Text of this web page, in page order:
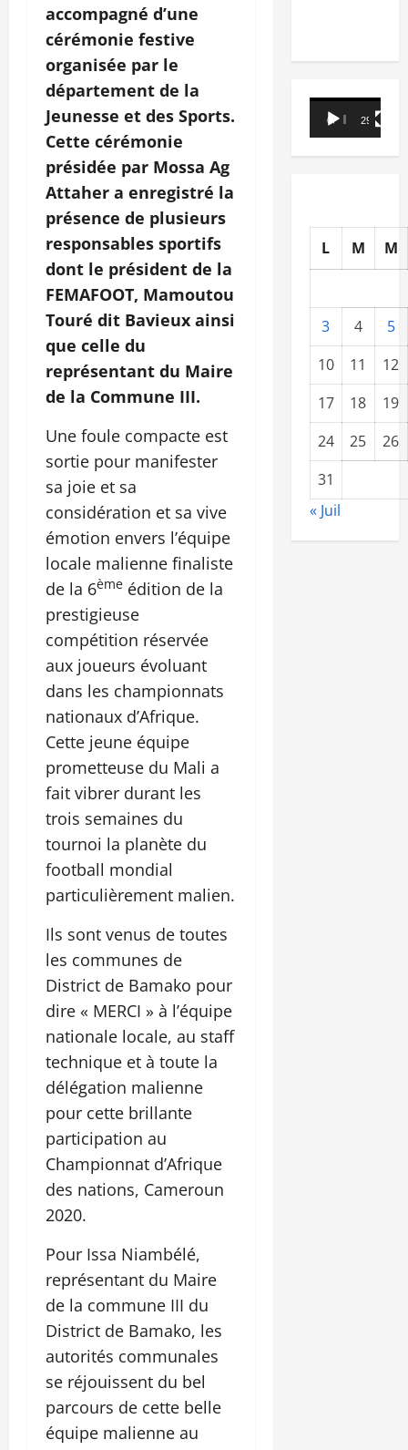
accompagné d’une
cérémonie festive
organisée par le
département de la
Jeunesse et des Sports.
Cette cérémonie
présidée par Mossa Ag
Attaher a enregistré la
présence de plusieurs
responsables sportifs
dont le président de la
FEMAFOOT, Mamoutou
Touré dit Bavieux ainsi
que celle du
représentant du Maire
de la Commune III.
Une foule compacte est
sortie pour manifester
sa joie et sa
considération et sa vive
émotion envers l’équipe
locale malienne finaliste
de la 6ème édition de la
prestigieuse
compétition réservée
aux joueurs évoluant
dans les championnats
nationaux d’Afrique.
Cette jeune équipe
prometteuse du Mali a
fait vibrer durant les
trois semaines du
tournoi la planète du
football mondial
particulièrement malien.
Ils sont venus de toutes
les communes de
District de Bamako pour
dire « MERCI » à l’équipe
nationale locale, au staff
technique et à toute la
délégation malienne
pour cette brillante
participation au
Championnat d’Afrique
des nations, Cameroun
2020.
Pour Issa Niambélé,
représentant du Maire
de la commune III du
District de Bamako, les
autorités communales
se réjouissent du bel
parcours de cette belle
équipe malienne au
Lecteur
vidéo
00:00 29:21
L M M
3 4
5
10
11
12
17
18
19
24
25
26
31
« Juil